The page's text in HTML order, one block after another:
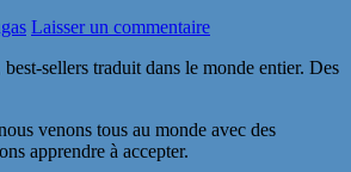
Laisser un commentaire
sellers traduit dans le monde entier. Des
venons tous au monde avec des
apprendre à accepter.